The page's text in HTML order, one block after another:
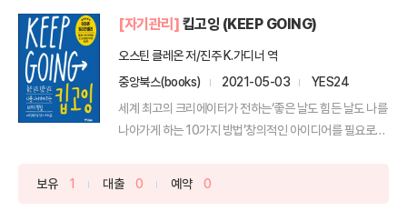
[자기관리] 킵고잉 (KEEP GOING)
오스틴 클레온 저/진주 K.가디너 역
중앙북스(books)
2021-05-03
YES24
세계 최고의 크리에이터가 전하는‘좋은 날도 힘든 날도 나를
나아가게 하는 10가지 방법’창의적인 아이디어를 필요로
보유 1 대출 0 예약 0